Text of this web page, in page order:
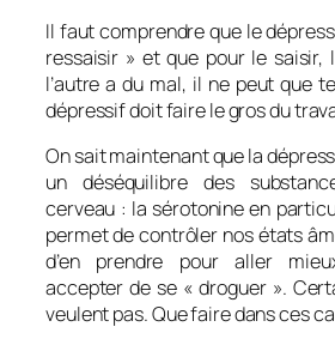
Il faut comprendre que le
ressaisir » et que pour le saisir,
l’autre a du mal, il ne peut que
dépressif doit faire le gros du
On sait maintenant que la
un déséquilibre des
cerveau : la sérotonine en
permet de contrôler nos états
d’en prendre pour aller
accepter de se « droguer ».
veulent pas. Que faire dans ces